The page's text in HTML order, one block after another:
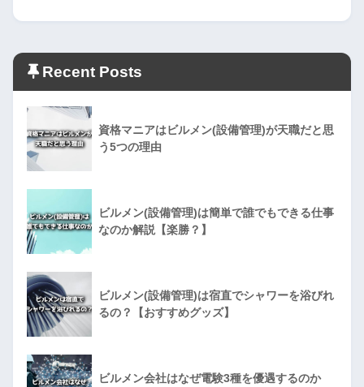
Recent Posts
資格マニアはビルメン(設備管理)が天職だと思
う5つの理由
ビルメン(設備管理)は簡単で誰でもできる仕事
なのか解説【楽勝？】
ビルメン(設備管理)は宿直でシャワーを浴びれ
るの？【おすすめグッズ】
ビルメン会社はなぜ電験3種を優遇するのか